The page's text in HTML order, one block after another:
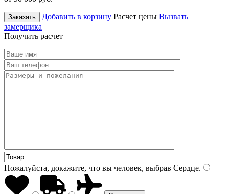
Заказать Добавить в корзину Расчет цены Вызвать
замерщика
Получить расчет
Пожалуйста, докажите, что вы человек, выбрав Сердце.